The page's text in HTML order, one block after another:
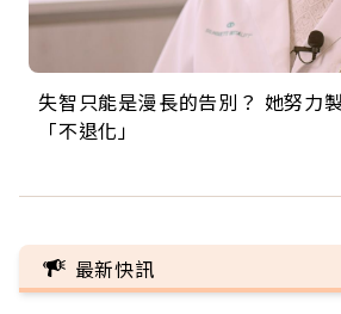
失智只能是漫長的告別？ 她努力
「不退化」
來自剛果的巧克力神父 為台灣奉
的家，我連作夢都講台語！」
63歲卸矽谷副總、搬回台灣找快
丑」走進安養院，逗樂上萬爺奶：
104歲打破金氏世界紀錄 成為全
手，分享長壽的秘密原來是「這個
事業巔峰他選擇追夢…黑手阿伯
巨蛋！連CNN都大讚！
最新快訊